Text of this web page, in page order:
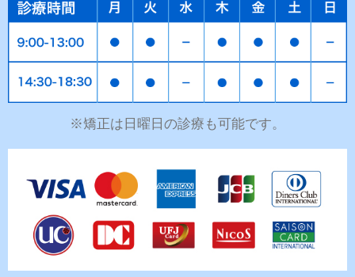
※矯正は日曜日の診療も可能です。